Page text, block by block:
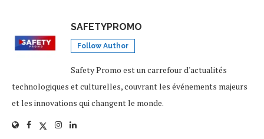
SAFETYPROMO
Follow Author
Safety Promo est un carrefour d'actualités
technologiques et culturelles, couvrant les événements majeurs
et les innovations qui changent le monde.